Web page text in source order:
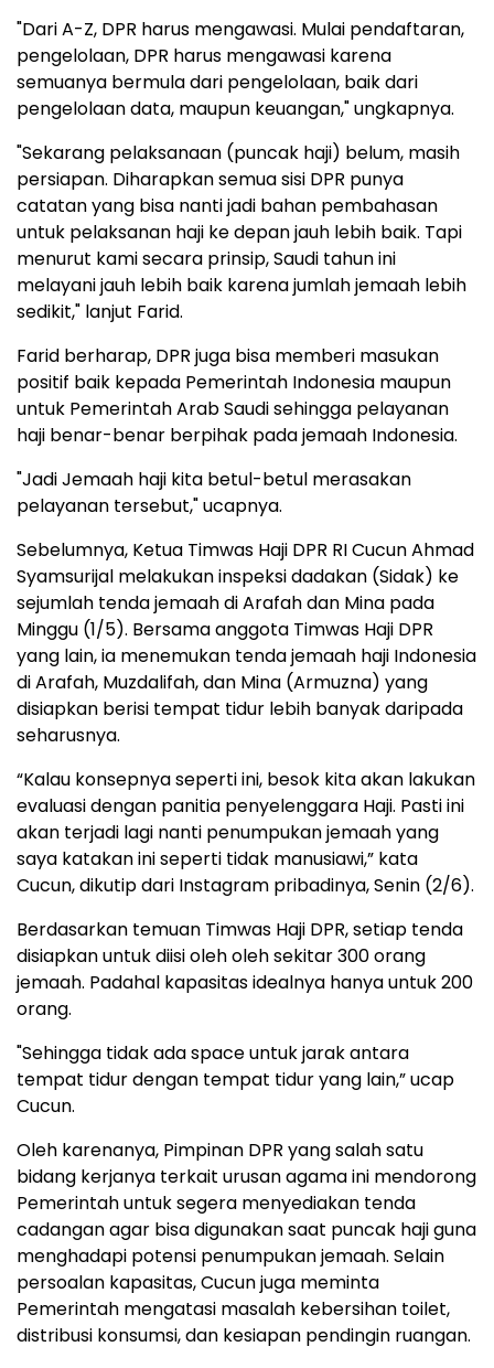
"Dari A-Z, DPR harus mengawasi. Mulai pendaftaran,
pengelolaan, DPR harus mengawasi karena
semuanya bermula dari pengelolaan, baik dari
pengelolaan data, maupun keuangan," ungkapnya.
"Sekarang pelaksanaan (puncak haji) belum, masih
persiapan. Diharapkan semua sisi DPR punya
catatan yang bisa nanti jadi bahan pembahasan
untuk pelaksanan haji ke depan jauh lebih baik. Tapi
menurut kami secara prinsip, Saudi tahun ini
melayani jauh lebih baik karena jumlah jemaah lebih
sedikit," lanjut Farid.
Farid berharap, DPR juga bisa memberi masukan
positif baik kepada Pemerintah Indonesia maupun
untuk Pemerintah Arab Saudi sehingga pelayanan
haji benar-benar berpihak pada jemaah Indonesia.
"Jadi Jemaah haji kita betul-betul merasakan
pelayanan tersebut," ucapnya.
Sebelumnya, Ketua Timwas Haji DPR RI Cucun Ahmad
Syamsurijal melakukan inspeksi dadakan (Sidak) ke
sejumlah tenda jemaah di Arafah dan Mina pada
Minggu (1/5). Bersama anggota Timwas Haji DPR
yang lain, ia menemukan tenda jemaah haji Indonesia
di Arafah, Muzdalifah, dan Mina (Armuzna) yang
disiapkan berisi tempat tidur lebih banyak daripada
seharusnya.
“Kalau konsepnya seperti ini, besok kita akan lakukan
evaluasi dengan panitia penyelenggara Haji. Pasti ini
akan terjadi lagi nanti penumpukan jemaah yang
saya katakan ini seperti tidak manusiawi,” kata
Cucun, dikutip dari Instagram pribadinya, Senin (2/6).
Berdasarkan temuan Timwas Haji DPR, setiap tenda
disiapkan untuk diisi oleh oleh sekitar 300 orang
jemaah. Padahal kapasitas idealnya hanya untuk 200
orang.
"Sehingga tidak ada space untuk jarak antara
tempat tidur dengan tempat tidur yang lain,” ucap
Cucun.
Oleh karenanya, Pimpinan DPR yang salah satu
bidang kerjanya terkait urusan agama ini mendorong
Pemerintah untuk segera menyediakan tenda
cadangan agar bisa digunakan saat puncak haji guna
menghadapi potensi penumpukan jemaah. Selain
persoalan kapasitas, Cucun juga meminta
Pemerintah mengatasi masalah kebersihan toilet,
distribusi konsumsi, dan kesiapan pendingin ruangan.